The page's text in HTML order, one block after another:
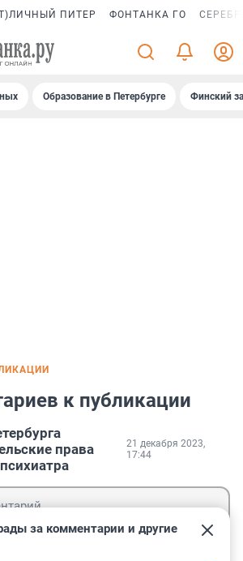
ПИТЕР ФОНТАНКА ГО
Образование в Петербурге Финский
к публикации
права
21 декабря 2023,
17:44
за комментарии и другие